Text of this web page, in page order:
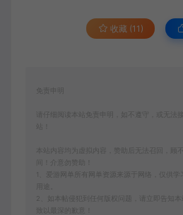
收藏 (11)
免责申明
请仔细阅读本站免责申明，如不遵守，或无法
本站内容均为虚拟内容，赞助后无法召回，顾
间！介意勿赞助！
1、爱游网单所有网单资源来源于网络，仅供学
2、如本帖侵犯到任何版权问题，请立即告知
致以最深的歉意！